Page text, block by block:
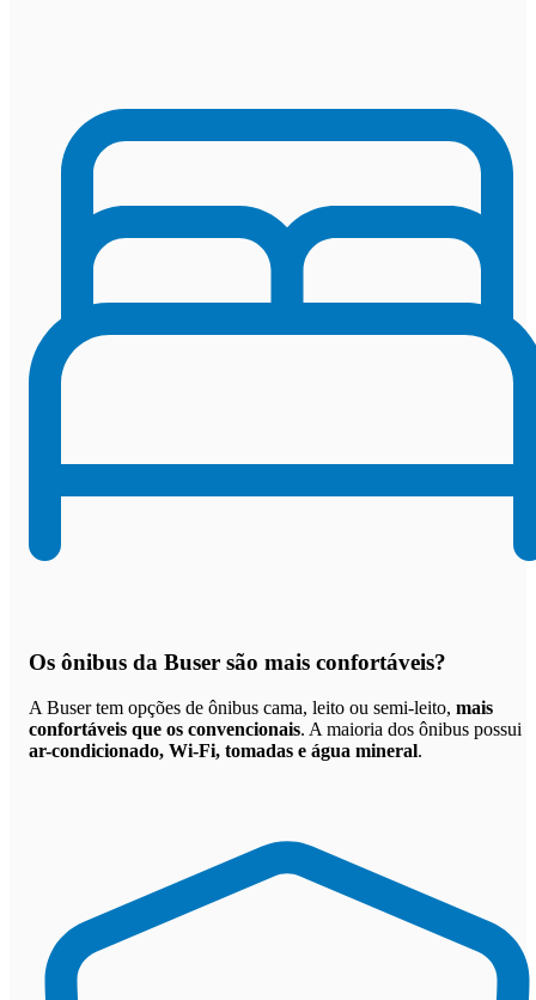
Os ônibus da Buser são mais confortáveis?
A Buser tem opções de ônibus cama, leito ou semi-leito, mais
confortáveis que os convencionais. A maioria dos ônibus possui
ar-condicionado, Wi-Fi, tomadas e água mineral.